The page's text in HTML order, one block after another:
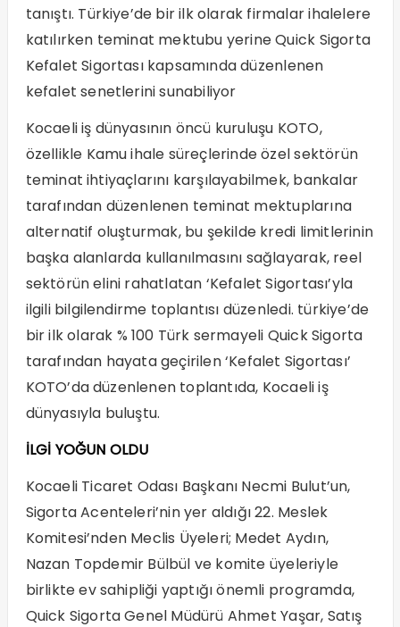
tanıştı. Türkiye’de bir ilk olarak firmalar ihalelere
katılırken teminat mektubu yerine Quick Sigorta
Kefalet Sigortası kapsamında düzenlenen
kefalet senetlerini sunabiliyor
Kocaeli iş dünyasının öncü kuruluşu KOTO,
özellikle Kamu ihale süreçlerinde özel sektörün
teminat ihtiyaçlarını karşılayabilmek, bankalar
tarafından düzenlenen teminat mektuplarına
alternatif oluşturmak, bu şekilde kredi limitlerinin
başka alanlarda kullanılmasını sağlayarak, reel
sektörün elini rahatlatan ‘Kefalet Sigortası’yla
ilgili bilgilendirme toplantısı düzenledi. türkiye’de
bir ilk olarak % 100 Türk sermayeli Quick Sigorta
tarafından hayata geçirilen ‘Kefalet Sigortası’
KOTO’da düzenlenen toplantıda, Kocaeli iş
dünyasıyla buluştu.
İLGİ YOĞUN OLDU
Kocaeli Ticaret Odası Başkanı Necmi Bulut’un,
Sigorta Acenteleri’nin yer aldığı 22. Meslek
Komitesi’nden Meclis Üyeleri; Medet Aydın,
Nazan Topdemir Bülbül ve komite üyeleriyle
birlikte ev sahipliği yaptığı önemli programda,
Quick Sigorta Genel Müdürü Ahmet Yaşar, Satış